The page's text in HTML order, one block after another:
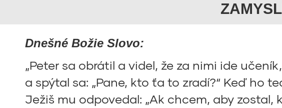
Dnešné Božie Slovo:
„Peter sa obrátil a videl, že za nimi ide
a spýtal sa: „Pane, kto ťa to zradí?“ Keď ho
Ježiš mu odpovedal: „Ak chcem, aby